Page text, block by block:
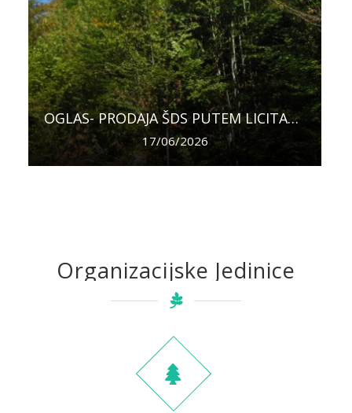
OGLAS- PRODAJA ŠDS PUTEM LICITACIJE NA PANJU, ODJELI 115a, i 75 G.J. “GORNJA RAMA” ŠUMARIJA PROZOR-RAMA
17/06/2026
OBAVIJEST O PONIŠTENJU JAVNOG OGLASA ZA LICITACIJU
08/05/2026
Organizacijske Jedinice